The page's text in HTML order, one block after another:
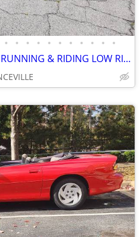
• • • • • • • • • • •
1 OF A KIND CLEAN GREAT RUNNING & RIDING LOW RIDER LEXUS GS 400